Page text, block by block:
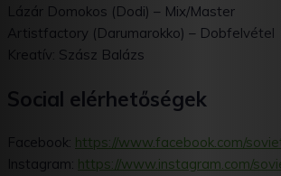
Lázár Domokos (Dodi) – Mix/Master
Artistfactory (Darumarokko) – Dobfelvétel
Kreatív: Szász Balázs
Social elérhetőségek
Facebook: https://www.facebook.com/
Instagram: https://www.instagram.com/